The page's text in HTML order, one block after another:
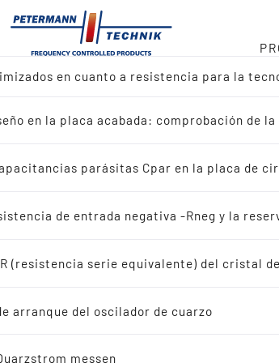
MHz
en cuanto a resistencia para la
en la placa acabada: comprobación
parásitas Cpar en la placa de
de entrada negativa -Rneg y la
(resistencia serie equivalente) del cristal
arranque del oscilador de cuarzo
messen